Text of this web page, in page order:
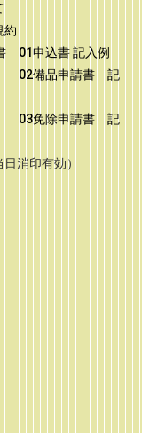
約
01申込書 記入例
02備品申請書 記
03免除申請書 記
消印有効）